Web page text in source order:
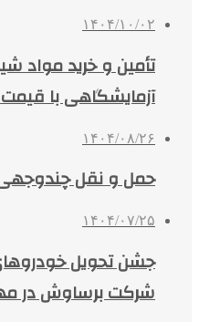
۱۴۰۴/۱۰/۰۲
تأمین و خرید مواد
آزمایشگاهی با
۱۴۰۴/۰۸/۲۶
حمل و نقل
۱۴۰۴/۰۷/۲۵
جشن تحویل
شرکت برساوش در